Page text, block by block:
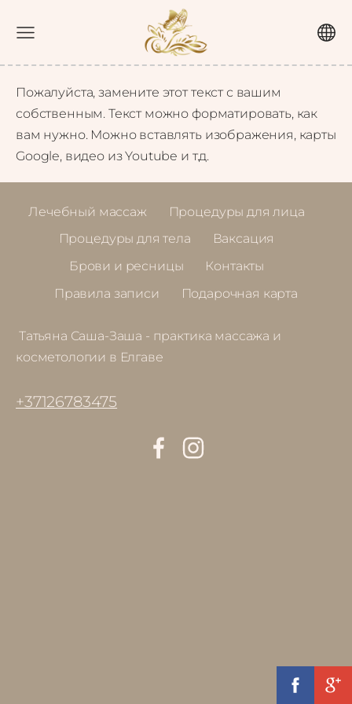
Пожалуйста, замените этот текст с вашим
собственным. Текст можно форматировать, как
вам нужно. Можно вставлять изображения, карты
Google, видео из Youtube и т.д.
Лечебный массаж
Процедуры для лица
Процедуры для тела
Ваксация
Брови и ресницы
Контакты
Правила записи
Подарочная карта
Татьяна Саша-Заша - практика массажа и
косметологии в Елгаве
+37126783475